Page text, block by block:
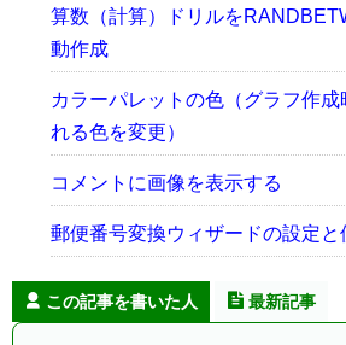
算数（計算）ドリルを
動作成
カラーパレットの色（グラフ作成
れる色を変更）
コメントに画像を表示する
郵便番号変換ウィザードの設定と
この記事を書いた人 最新記事